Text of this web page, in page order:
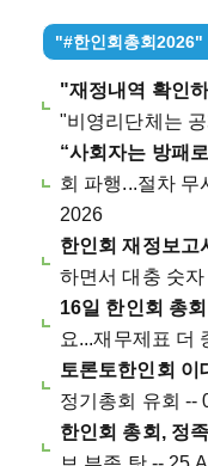
"#한인회총회2026"
"재정내역 확인
"비영리단체는
“사회자는 방패
회 파행...절차 무
2026
한인회 재정보고
하면서 대충 숫
16일 한인회 총
요...재무제표 더
토론토한인회 이
정기총회 유회 --
한인회 총회, 정